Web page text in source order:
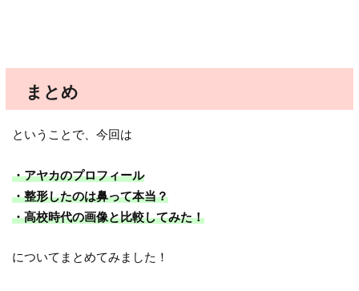
まとめ
ということで、今回は
・アヤカのプロフィール
・整形したのは鼻って本当？
・高校時代の画像と比較してみた！
についてまとめてみました！